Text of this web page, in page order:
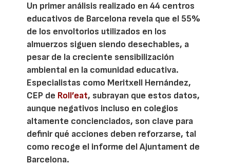
Un primer análisis realizado en 44 centros
educativos de Barcelona revela que el 55%
de los envoltorios utilizados en los
almuerzos siguen siendo desechables, a
pesar de la creciente sensibilización
ambiental en la comunidad educativa.
Especialistas como Meritxell Hernández,
CEP de Roll’eat, subrayan que estos datos,
aunque negativos incluso en colegios
altamente concienciados, son clave para
definir qué acciones deben reforzarse, tal
como recoge el informe del Ajuntament de
Barcelona.